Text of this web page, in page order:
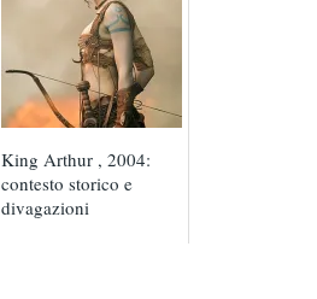
King Arthur , 2004:
contesto storico e
divagazioni